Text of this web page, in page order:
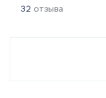
32 отзыва